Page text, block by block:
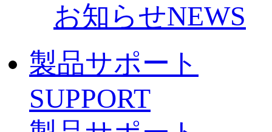
お知らせNEWS
製品サポート
SUPPORT